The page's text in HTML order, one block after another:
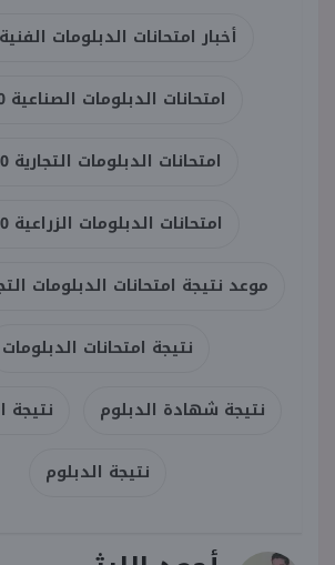
أخبار امتحانات الدبلومات الفنية 2020
امتحانات الدبلومات الصناعية 2020
امتحانات الدبلومات التجارية 2020
امتحانات الدبلومات الزراعية 2020
موعد نتيجة امتحانات الدبلومات
نتيجة امتحانات الدبلومات
نتيجة شهادة الدبلوم نتيجة
نتيجة الدبلوم